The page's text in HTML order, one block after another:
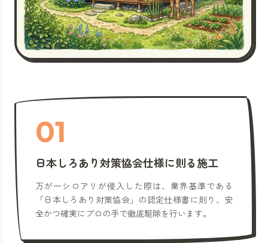
01
日本しろあり対策協会仕様に則る施工
万が一シロアリが侵入した際は、業界基準である
「日本しろあり対策協会」の認定仕様書に則り、安
全かつ確実にプロの手で徹底駆除を行います。